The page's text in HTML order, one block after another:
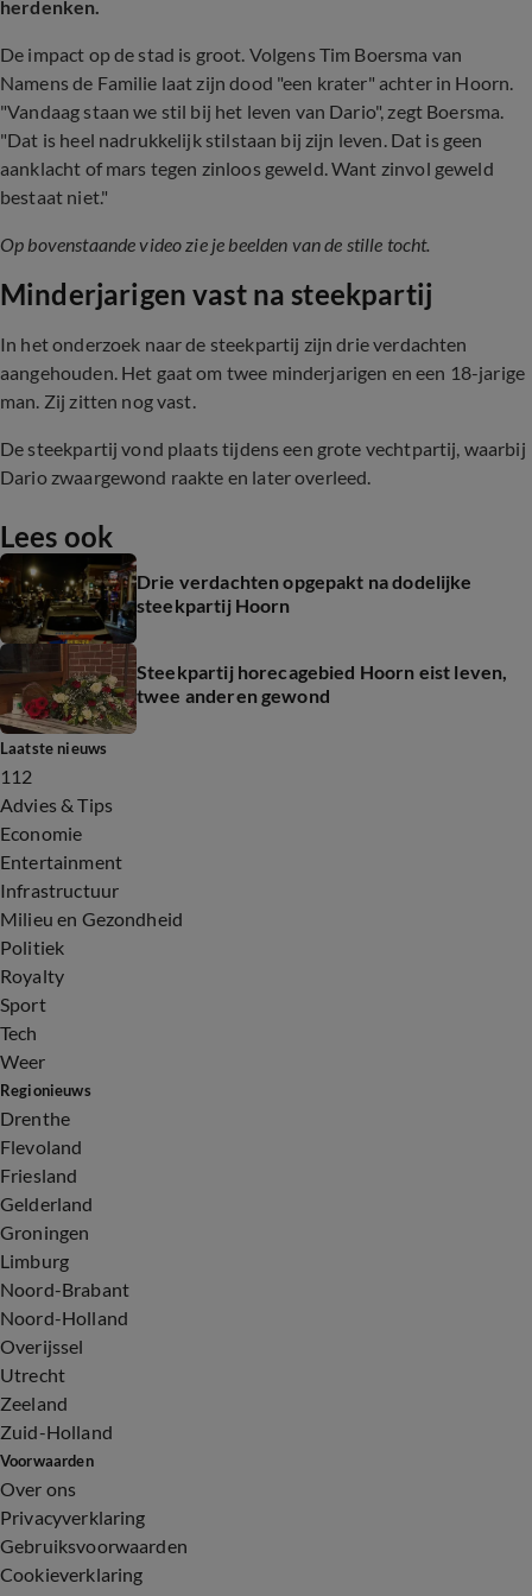
herdenken.
De impact op de stad is groot. Volgens Tim Boersma van
Namens de Familie laat zijn dood "een krater" achter in Hoorn.
"Vandaag staan we stil bij het leven van Dario", zegt Boersma.
"Dat is heel nadrukkelijk stilstaan bij zijn leven. Dat is geen
aanklacht of mars tegen zinloos geweld. Want zinvol geweld
bestaat niet."
Op bovenstaande video zie je beelden van de stille tocht.
Minderjarigen vast na steekpartij
In het onderzoek naar de steekpartij zijn drie verdachten
aangehouden. Het gaat om twee minderjarigen en een 18-jarige
man. Zij zitten nog vast.
De steekpartij vond plaats tijdens een grote vechtpartij, waarbij
Dario zwaargewond raakte en later overleed.
Lees ook
Drie verdachten opgepakt na dodelijke
steekpartij Hoorn
Steekpartij horecagebied Hoorn eist leven,
twee anderen gewond
Laatste nieuws
112
Advies & Tips
Economie
Entertainment
Infrastructuur
Milieu en Gezondheid
Politiek
Royalty
Sport
Tech
Weer
Regionieuws
Drenthe
Flevoland
Friesland
Gelderland
Groningen
Limburg
Noord-Brabant
Noord-Holland
Overijssel
Utrecht
Zeeland
Zuid-Holland
Voorwaarden
Over ons
Privacyverklaring
Gebruiksvoorwaarden
Cookieverklaring